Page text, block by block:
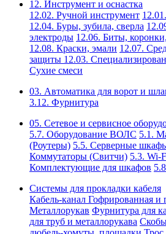
12. Инструмент и оснастка
12.02. Ручной инструмент
12.04. Буры, зубила, сверла
электроды 12.06. Биты,
12.08. Краски, эмали 12.07.
защиты 12.03.
Сухие смеси
03. Автоматика для ворот и
3.12. Фурнитура
05. Сетевое и сервисное
5.7. Оборудование ВОЛС 5.1.
(Роутеры) 5.5. Серверные
Коммутаторы (Свитчи) 5.3. Wi-
Комплектующие для шкафов
Системы для прокладки кабеля
Кабель-канал Гофрированная и
Металлорукав Фурнитура для
для труб и металлорукава